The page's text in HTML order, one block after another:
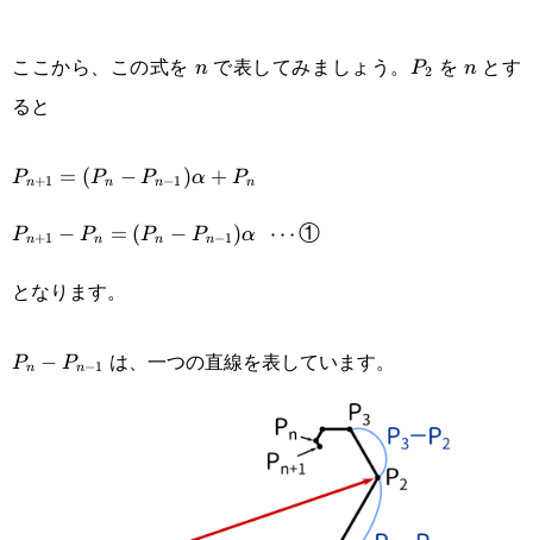
ここから、この式を nで表してみましょう。 P_2
P2 を nとす
ると
P_{n+1}=(P_n-P_{n-
(P_n-P_{n-
1})\alpha\enspace\cdots\text{①}
Pn+1 = (Pn − Pn−1 )α + Pn
Pn+1 − Pn = (Pn − Pn−1 )α ⋯①
となります。
P_n-
Pn − Pn−1 は、一つの直線を表しています。